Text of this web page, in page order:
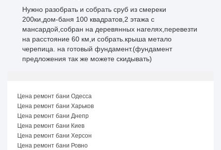
Нужно разобрать и собрать сруб из смереки
200ки,дом-баня 100 квадратов,2 этажа с
мансардой,собран на деревянных нагелях,перевезти
на расстояние 60 км,и собрать.крыша метало
черепица. на готовый фундамент.(фундамент
предложения так же можете скидывать)
Цена ремонт бани Одесса
Цена ремонт бани Харьков
Цена ремонт бани Днепр
Цена ремонт бани Киев
Цена ремонт бани Херсон
Цена ремонт бани Ровно